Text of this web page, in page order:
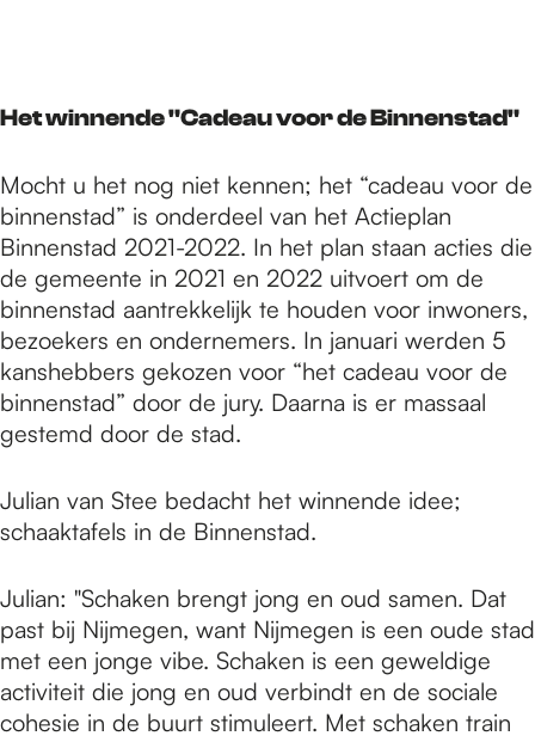
Het winnende "Cadeau voor de Binnenstad"
Mocht u het nog niet kennen; het “cadeau voor de
binnenstad” is onderdeel van het Actieplan
Binnenstad 2021-2022. In het plan staan acties die
de gemeente in 2021 en 2022 uitvoert om de
binnenstad aantrekkelijk te houden voor inwoners,
bezoekers en ondernemers. In januari werden 5
kanshebbers gekozen voor “het cadeau voor de
binnenstad” door de jury. Daarna is er massaal
gestemd door de stad.
Julian van Stee bedacht het winnende idee;
schaaktafels in de Binnenstad.
Julian: "Schaken brengt jong en oud samen. Dat
past bij Nijmegen, want Nijmegen is een oude stad
met een jonge vibe. Schaken is een geweldige
activiteit die jong en oud verbindt en de sociale
cohesie in de buurt stimuleert. Met schaken train